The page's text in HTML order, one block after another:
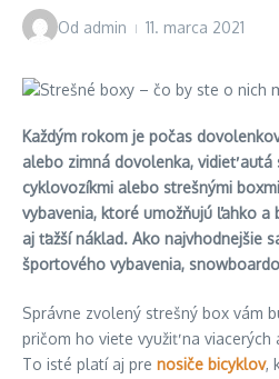
Od admin 11. marca 2021
Každým rokom je počas
alebo zimná dovolenka, vidieť autá
cyklovozíkmi alebo strešnými
vybavenia, ktoré umožňujú ľahko
aj ťažší náklad. Ako najvhodnejšie
športového vybavenia,
Správne zvolený strešný box vám
pričom ho viete využiť na viacerých
To isté platí aj pre nosiče bicyklov,